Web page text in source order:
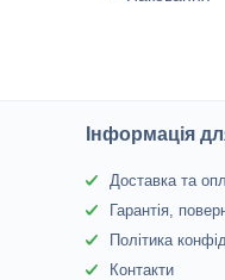
Інформація
Доставка та
Гарантія,
Політика
Контакти